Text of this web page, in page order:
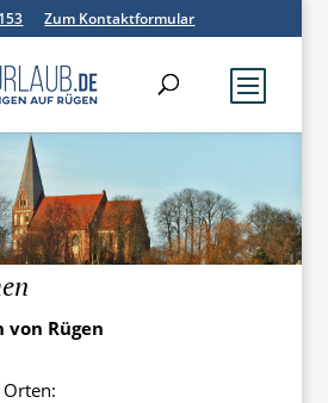
Zum Kontaktformular
von Rügen